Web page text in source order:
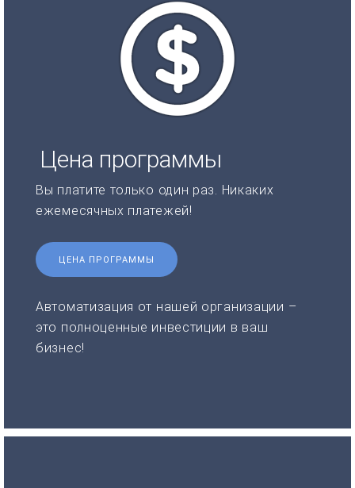
Цена программы
Вы платите только один раз. Никаких
ежемесячных платежей!
ЦЕНА ПРОГРАММЫ
Автоматизация от нашей организации –
это полноценные инвестиции в ваш
бизнес!